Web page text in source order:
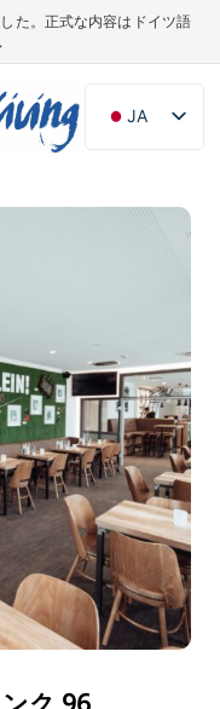
た。正式な内容はドイツ語
JA
DE
DA
SV
FR
PT
TR
RU
FI
ク 96